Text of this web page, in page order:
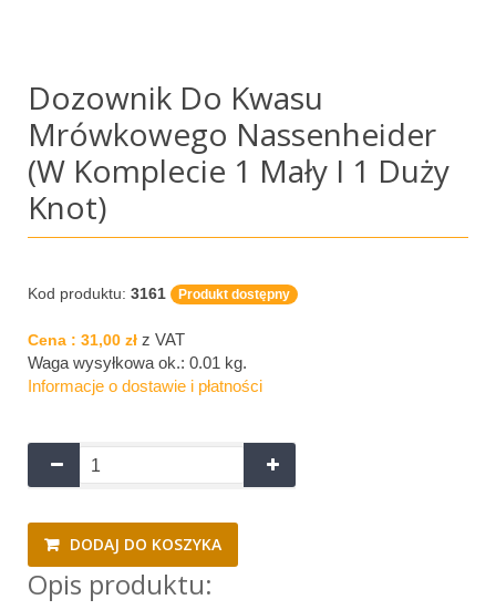
Dozownik Do Kwasu
Mrówkowego Nassenheider
(w Komplecie 1 Mały I 1 Duży
Knot)
Kod produktu: 3161 Produkt dostępny
Cena : 31,00 zł z VAT
Waga wysyłkowa ok.: 0.01 kg.
Informacje o dostawie i płatności
DODAJ DO KOSZYKA
Opis produktu: